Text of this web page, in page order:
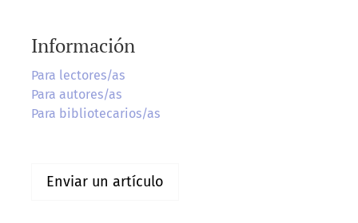
Información
Para lectores/as
Para autores/as
Para bibliotecarios/as
Enviar un artículo